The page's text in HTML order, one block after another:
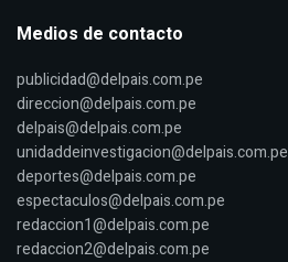
Medios de contacto
publicidad@delpais.com.pe
direccion@delpais.com.pe
delpais@delpais.com.pe
unidaddeinvestigacion@delpais.com.pe
deportes@delpais.com.pe
espectaculos@delpais.com.pe
redaccion1@delpais.com.pe
redaccion2@delpais.com.pe